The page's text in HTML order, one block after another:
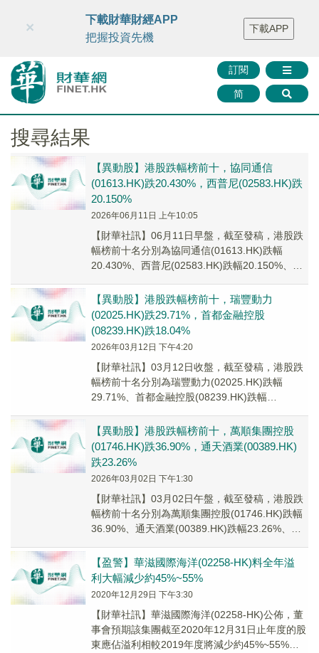
財華智庫網 FINTV FINMETA 財華證券 媒體矩陣
智庫沙龍
聯絡我們
訂閱
简
×
下載財華財經APP
把握投資先機
下載APP
搜尋結果
【異動股】港股跌幅榜前十，協同通信
(01613.HK)跌20.430%，西普尼(02583.HK)跌
20.150%
2026年06月11日 上午10:05
【財華社訊】06月11日早盤，截至發稿，港股跌
幅榜前十名分別為協同通信(01613.HK)跌幅
20.430%、西普尼(02583.HK)跌幅20.150%、應
【異動股】港股跌幅榜前十，瑞豐動力
(02025.HK)跌29.71%，首都金融控股
(08239.HK)跌18.04%
2026年03月12日 下午4:20
【財華社訊】03月12日收盤，截至發稿，港股跌
幅榜前十名分別為瑞豐動力(02025.HK)跌幅
29.71%、首都金融控股(08239.HK)跌幅
【異動股】港股跌幅榜前十，萬順集團控股
(01746.HK)跌36.90%，通天酒業(00389.HK)
跌23.26%
2026年03月02日 下午1:30
【財華社訊】03月02日午盤，截至發稿，港股跌
幅榜前十名分別為萬順集團控股(01746.HK)跌幅
36.90%、通天酒業(00389.HK)跌幅23.26%、南
【盈警】華滋國際海洋(02258-HK)料全年溢
利大幅減少約45%~55%
2020年12月29日 下午3:30
【財華社訊】華滋國際海洋(02258-HK)公佈，董
事會預期該集團截至2020年12月31日止年度的股
東應佔溢利相較2019年度將減少約45%~55%，